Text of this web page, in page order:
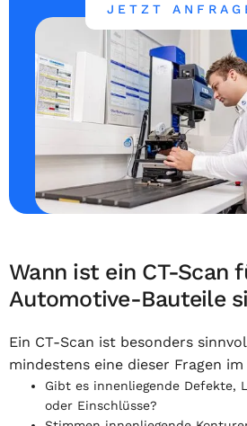
JETZT
Wann ist ein CT-Scan
Automotive-Bauteile
Ein CT-Scan ist besonders
mindestens eine dieser Fragen
Gibt es innenliegende Defekte,
oder Einschlüsse?